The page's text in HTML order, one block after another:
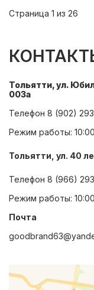
Страница 1 из 26
Тольятти, ул.
003а
Телефон 8 (902)
Режим работы:
Тольятти, ул. 40
Телефон 8 (966)
Режим работы:
Почта